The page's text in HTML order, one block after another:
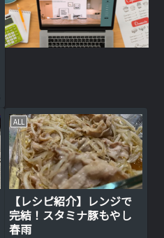
ALL
【レシピ紹介】レンジで
完結！スタミナ豚もやし
春雨